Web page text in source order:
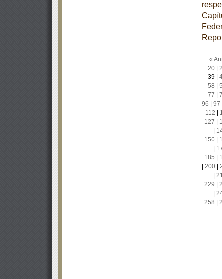
«
20|
39|
58
77
96
97
112
127
156
185
200|
229
258